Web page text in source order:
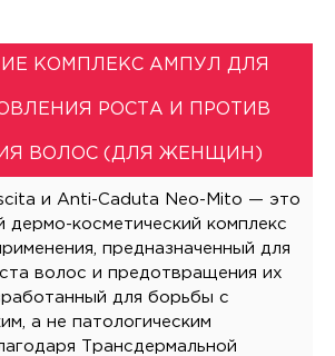
КОМПЛЕКС АМПУЛ ДЛЯ
РОСТА И ПРОТИВ
ВОЛОС (ДЛЯ ЖЕНЩИН)
и Anti-Caduta Neo-Mito — это
дермо-косметический комплекс
предназначенный для
волос и предотвращения их
для борьбы с
а не патологическим
Трансдермальной